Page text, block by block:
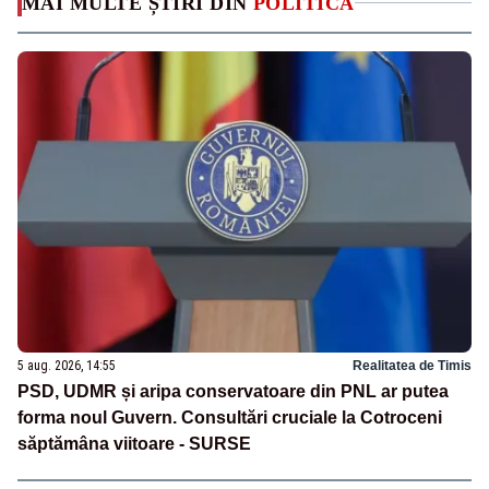
5 aug. 2026, 14:55 Realitatea de Timis
PSD, UDMR și aripa conservatoare din PNL ar putea
forma noul Guvern. Consultări cruciale la Cotroceni
săptămâna viitoare - SURSE